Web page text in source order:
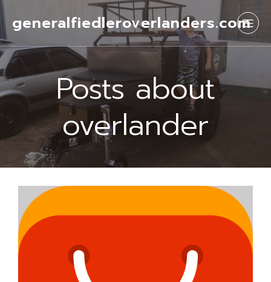
generalfiedleroverlanders.com
Posts about
overlander